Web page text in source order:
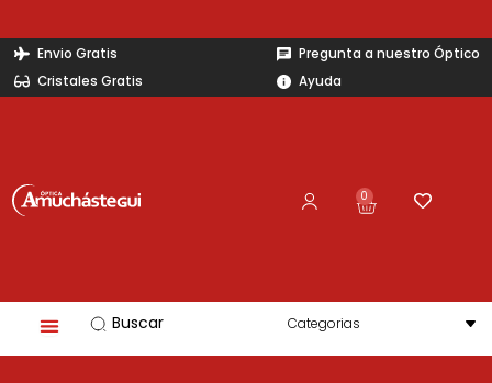
al
contenido
Envio Gratis
Cristales Gratis
Pregunta a nuestro Óptico
Ayuda
0
Carrito
Search